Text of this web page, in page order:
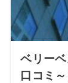
ベリー
口コミ